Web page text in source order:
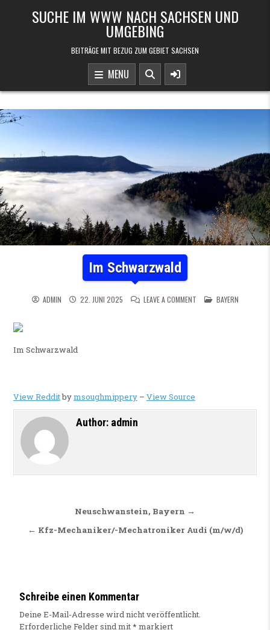
SUCHE IM WWW NACH SACHSEN UND
UMGEBING
BEITRÄGE MIT BEZUG ZUM GEBIET SACHSEN
MENU
Im Schwarzwald
ADMIN 22. JUNI 2025 LEAVE A COMMENTON IM SCHWARZWALD
POSTED IN
BAYERN
Im Schwarzwald
View Redditbymsoughmippery– View Source
Author: admin
Beitragsnavigation
Neuschwanstein, Bayern →
← Kfz-Mechaniker/-Mechatroniker Audi (m/w/d)
Schreibe einen Kommentar
Deine E-Mail-Adresse wird nicht veröffentlicht.
Erforderliche Felder sind mit* markiert